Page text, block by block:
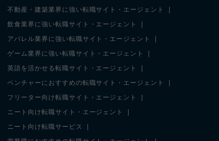
不動産・建築業界に強い転職サイト・エージェント
飲食業界に強い転職サイト・エージェント
アパレル業界に強い転職サイト・エージェント
ゲーム業界に強い転職サイト・エージェント
英語を活かせる転職サイト・エージェント
ベンチャーにおすすめの転職サイト・エージェント
フリーター向け転職サイト・エージェント
ニート向け転職サイト・エージェント
ニート向け転職サービス